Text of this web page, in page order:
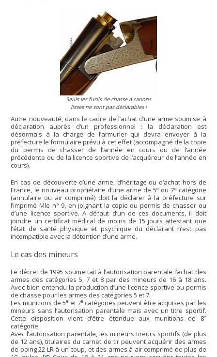
Seuls les fusils de chasse à canons
lisses ne sont pas déclarables !
Autre nouveauté, dans le cadre de l’achat d’une arme soumise à
déclaration auprès d’un professionnel : la déclaration est
désormais à la charge de l’armurier qui devra envoyer à la
préfecture le formulaire prévu à cet effet (accompagné de la copie
du permis de chasser de l’année en cours ou de l’année
précédente ou de la licence sportive de l’acquéreur de l’année en
cours).
En cas de découverte d’une arme, d’héritage ou d’achat hors de
France, le nouveau propriétaire d’une arme de 5e ou 7ecatégorie
(annulaire ou air comprimé) doit la déclarer à la préfecture sur
l’imprimé Mle n° 9, en joignant la copie du permis de chasser ou
d’une licence sportive. A défaut d’un de ces documents, il doit
joindre un certificat médical de moins de 15 jours attestant que
l’état de santé physique et psychique du déclarant n’est pas
incompatible avec la détention d’une arme.
Le cas des mineurs
Le décret de 1995 soumettait à l’autorisation parentale l’achat des
armes des catégories 5, 7 et 8 par des mineurs de 16 à 18 ans.
Avec bien entendu la production d’une licence sportive ou permis
de chasse pour les armes des catégories 5 et 7.
Les munitions de 5e et 7ecatégories peuvent être acquises par les
mineurs sans l’autorisation parentale mais avec un titre sportif.
Cette disposition vient d’être étendue aux munitions de 8e
catégorie.
Avec l’autorisation parentale, les mineurs tireurs sportifs (de plus
de 12 ans), titulaires du carnet de tir peuvent acquérir des armes
de poing 22 LR à un coup, et des armes à air comprimé de plus de